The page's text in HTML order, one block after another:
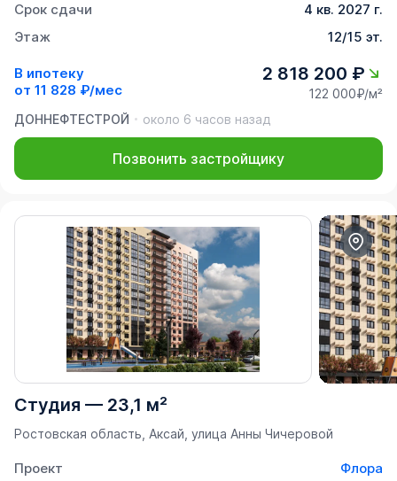
Срок сдачи
4 кв. 2027 г.
Этаж
12/15 эт.
В ипотеку
от 11 828 ₽/мес
2 818 200 ₽
122 000₽/м²
ДОННЕФТЕСТРОЙ
около 6 часов назад
Позвонить застройщику
Студия — 23,1 м²
Ростовская область, Аксай, улица Анны Чичеровой
Проект
Флора